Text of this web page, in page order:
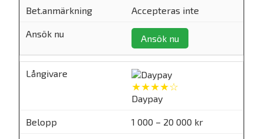
Accepteras inte
Ansök nu
★★★★☆
Daypay
1 000 – 20 000 kr